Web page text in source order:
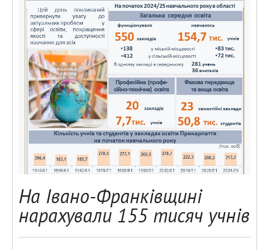
На Івано-Франківщині
нарахували 155 тисяч учнів